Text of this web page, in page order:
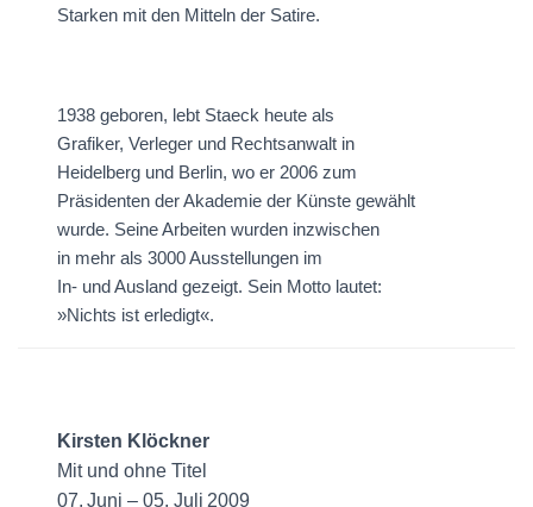
Starken mit den Mitteln der Satire.
1938 geboren, lebt Staeck heute als
Grafiker, Verleger und Rechtsanwalt in
Heidelberg und Berlin, wo er 2006 zum
Präsidenten der Akademie der Künste gewählt
wurde. Seine Arbeiten wurden inzwischen
in mehr als 3000 Ausstellungen im
In- und Ausland gezeigt. Sein Motto lautet:
»Nichts ist erledigt«.
Kirsten Klöckner
Mit und ohne Titel
07. Juni – 05. Juli 2009